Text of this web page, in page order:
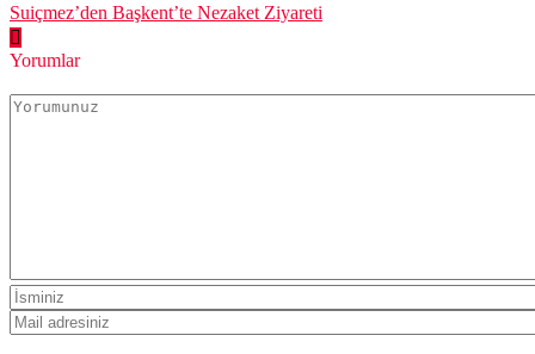
Suiçmez’den Başkent’te Nezaket Ziyareti
Yorumlar